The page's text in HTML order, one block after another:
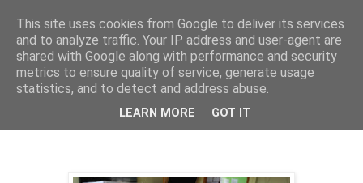
Pippo Bufardeci
La politica a Siracusa e dintorni
venerdì 21 ottobre 2022
This site uses cookies from Google to deliver its services
and to analyze traffic. Your IP address and user-agent are
shared with Google along with performance and security
metrics to ensure quality of service, generate usage
statistics, and to detect and address abuse.
LEARN MORE GOT IT